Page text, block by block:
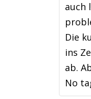
auch
Die
ins
ab.
No